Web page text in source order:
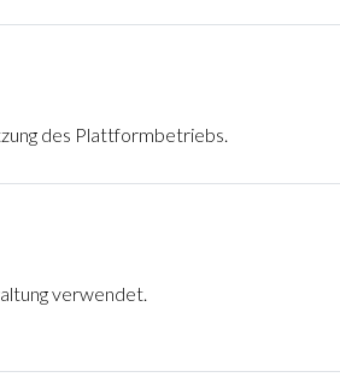
des Plattformbetriebs.
verwendet.